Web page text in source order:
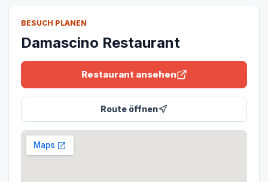
BESUCH PLANEN
Damascino Restaurant
Restaurant ansehen
Route öffnen